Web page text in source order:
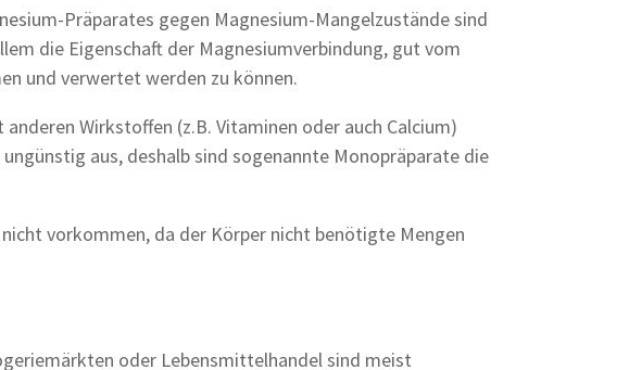
Präparates gegen Magnesium-Mangelzustände sind
die Eigenschaft der Magnesiumverbindung, gut vom
und verwertet werden zu können.
Wirkstoffen (z.B. Vitaminen oder auch Calcium)
aus, deshalb sind sogenannte Monopräparate die
vorkommen, da der Körper nicht benötigte Mengen
oder Lebensmittelhandel sind meist